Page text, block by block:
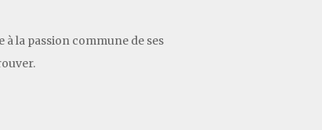
la passion commune de ses